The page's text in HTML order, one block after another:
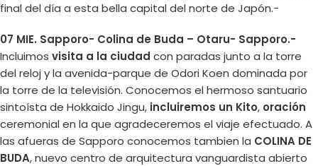
final del día a esta bella capital del norte de Japón.-
07 MIE. Sapporo- Colina de Buda – Otaru- Sapporo.-
Incluimos visita a la ciudad con paradas junto a la torre
del reloj y la avenida-parque de Odori Koen dominada por
la torre de la televisión. Conocemos el hermoso santuario
sintoísta de Hokkaido Jingu, incluiremos un Kito, oración
ceremonial en la que agradeceremos el viaje efectuado. A
las afueras de Sapporo conocemos tambien la COLINA DE
BUDA, nuevo centro de arquitectura vanguardista abierto